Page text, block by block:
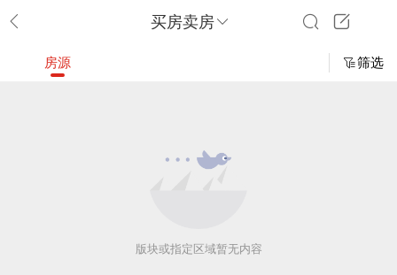
买房卖房
房源 筛选
版块或指定区域暂无内容